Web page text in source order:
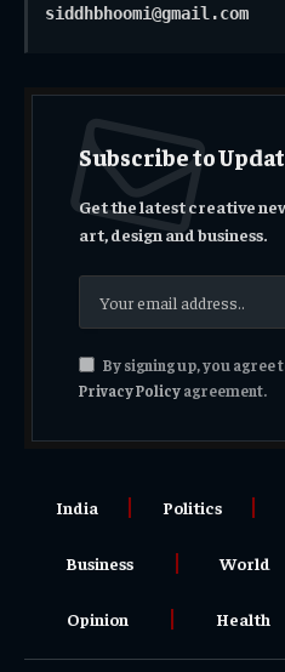
siddhbhoomi@gmail.com
Subscribe to
Get the latest creative
art, design and business.
By signing up, you
Privacy Policyagreement.
India Politics
Business World
Opinion Health